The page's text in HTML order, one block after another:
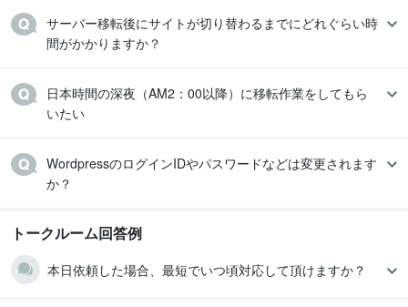
サーバー移転後にサイトが切り替わるまでにどれぐらい時
間がかかりますか？
日本時間の深夜（AM2：00以降）に移転作業をしてもら
いたい
WordpressのログインIDやパスワードなどは変更されます
か？
トークルーム回答例
本日依頼した場合、最短でいつ頃対応して頂けますか？